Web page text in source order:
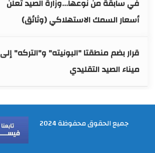
في سابقة من نوعها...وزارة الصيد تعلن
أسعار السمك الاستهلاكي (وثائق)
قرار بضم منطقتا "البونيته" و"التركه" إلى
ميناء الصيد التقليدي
جميع الحقوق محفوظة 2024